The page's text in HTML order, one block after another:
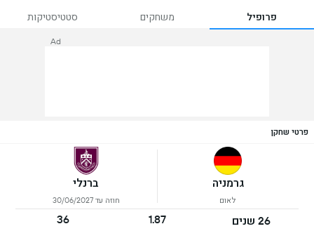
פרופיל משחקים סטטיסטיקות
Ad
פרטי שחקן
גרמניה
לאום
ברנלי
חוזה עד 30/06/2027
26 שנים 1.87
36